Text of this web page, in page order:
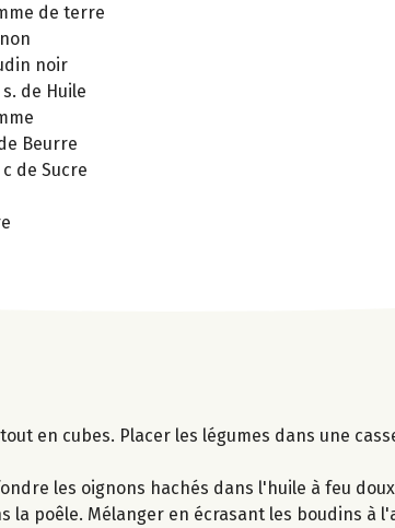
de terre
noir
s. de Huile
Beurre
c de Sucre
en cubes. Placer les légumes dans une
les oignons hachés dans l'huile à feu
poêle. Mélanger en écrasant les boudins à